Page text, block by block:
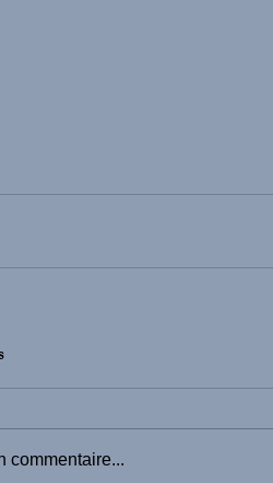
commentaire...